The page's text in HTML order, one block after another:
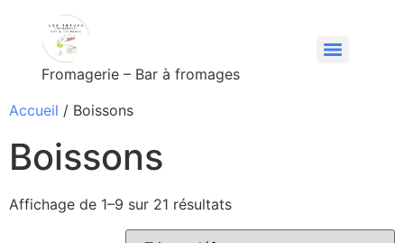
Fromagerie – Bar à fromages
Accueil / Boissons
Boissons
Affichage de 1–9 sur 21 résultats